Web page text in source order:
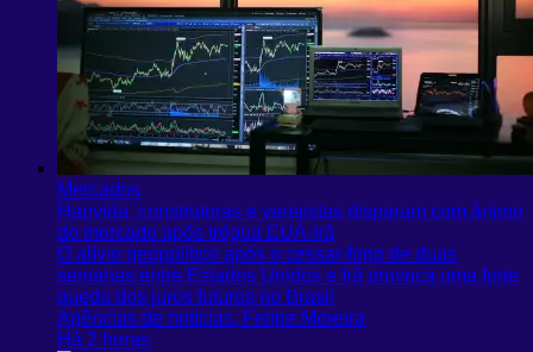
Mercados
Hapvida, construtoras e varejistas disparam com ânimo
do mercado após trégua EUA-Irã
O alívio geopolítico após o cessar-fogo de duas
semanas entre Estados Unidos e Irã provoca uma forte
queda dos juros futuros no Brasil
Agências de notícias, Felipe Moreira
Há 2 horas